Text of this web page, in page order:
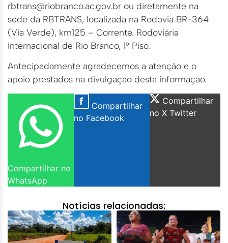
rbtrans@riobranco.ac.gov.br ou diretamente na
sede da RBTRANS, localizada na Rodovia BR-364
(Via Verde), km125 – Corrente. Rodoviária
Internacional de Rio Branco, 1° Piso.
Antecipadamente agradecemos a atenção e o
apoio prestados na divulgação desta informação.
Compartilhar no
WhatsApp
Compartilhar
no Facebook
Compartilhar
no X Twitter
Notícias relacionadas: